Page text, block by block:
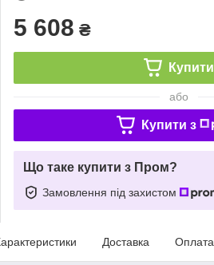
5 608 ₴
Купити
або
Купити з
Що таке купити з Пром?
Замовлення під захистом
Доставка Оплата